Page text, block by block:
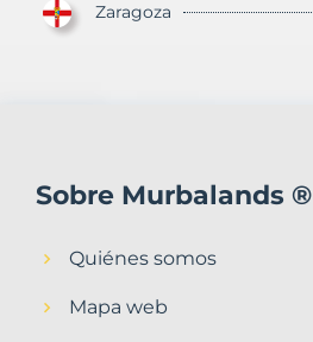
Zaragoza
Sobre Murbalands ®
Quiénes somos
Mapa web